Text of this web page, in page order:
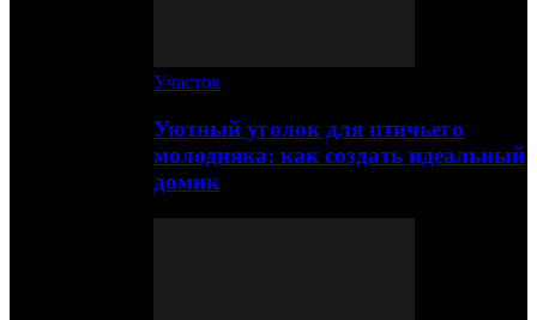
Участок
Уютный уголок для птичьего
молодняка: как создать идеальный
домик